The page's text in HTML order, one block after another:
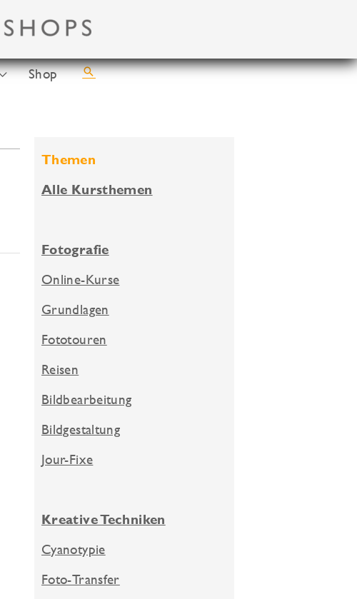
Shop Suchen
Themen
Alle Kursthemen
Fotografie
Online-Kurse
Grundlagen
Fototouren
Reisen
Bildbearbeitung
Bildgestaltung
Jour-Fixe
Kreative Techniken
Cyanotypie
Foto-Transfer